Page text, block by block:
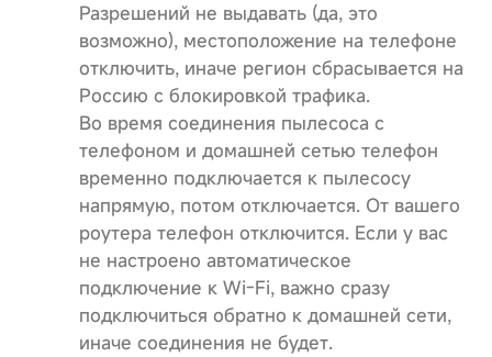
Разрешений не выдавать (да, это
возможно), местоположение на телефоне
отключить, иначе регион сбрасывается на
Россию с блокировкой трафика.
Во время соединения пылесоса с
телефоном и домашней сетью телефон
временно подключается к пылесосу
напрямую, потом отключается. От вашего
роутера телефон отключится. Если у вас
не настроено автоматическое
подключение к Wi-Fi, важно сразу
подключиться обратно к домашней сети,
иначе соединения не будет.